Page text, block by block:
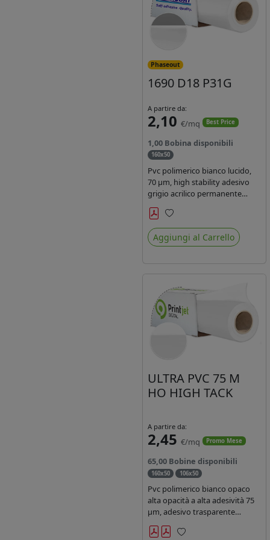
Phaseout
1690 D18 P31G
A partire da:
2,10 €/mq Best Price
1,00 Bobina disponibili
160x50
Pvc polimerico bianco lucido,
70 µm, high stability adesivo
grigio acrilico permanente
durata 5-7 anni, per stampe
con inchiostri solvente,
ecosolvente, UV e latex.
Preferiti
Aggiungi al Carrello
ULTRA PVC 75 M
HO HIGH TACK
A partire da:
2,45 €/mq Promo Mese
65,00 Bobine disponibili
160x50 106x50
Pvc polimerico bianco opaco
alta opacità a alta adesività 75
µm, adesivo trasparente
acrilico hotmelt permanente,
durata 5-7 anni liner 140gr PE